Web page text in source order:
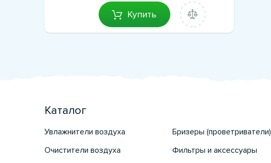
Купить
Каталог
Увлажнители воздуха
Очистители воздуха
Бризеры (проветриватели)
Фильтры и аксессуары